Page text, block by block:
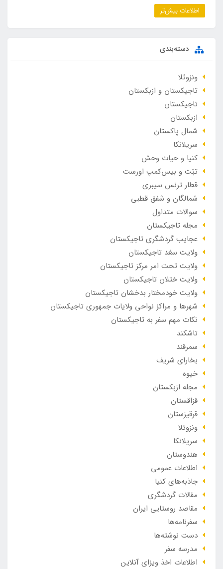
اطلاعات بیش‌تر
دسته‌بندی
ونزوئلا
تاجیکستان و ازبکستان
تاجیکستان
ازبکستان
شمال پاکستان
سریلانکا
کنیا و حیات وحش
تبّت و بیس‌کمپ اورست
قطار ترنس سیبری
شمالگان و شفق قطبی
سوالات متداول
مجله تاجیکستان
عجایب گردشگری تاجیکستان
ولایت سغد تاجیکستان
ولایت تحت امر مرکز تاجیکستان
ولایت ختلان تاجیکستان
ولایت خودمختار بدخشان تاجیکستان
شهرها و مراکز نواحی ولایات جمهوری تاجیکستان
نکات مهم سفر به تاجیکستان
تاشکند
سمرقند
بخارای شریف
خیوه
مجله ازبکستان
قزاقستان
قرقیزستان
ونزوئلا
سریلانکا
هندوستان
اطلاعات عمومی
جاذبه‌های کنیا
مقالات گردشگری
مقاصد روستایی ایران
سفرنامه‌ها
دست نوشته‌ها
مدرسه سفر
اطلاعات اخذ ویزای آنلاین